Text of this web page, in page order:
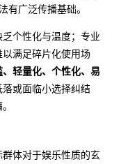
有广泛传播基础。
个性化与温度；专业
满足碎片化使用场
轻量化、个性化、易
或面临小选择纠结
体对于娱乐性质的玄